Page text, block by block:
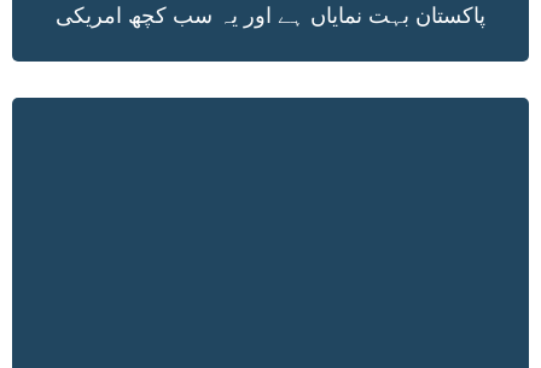
پاکستان بہت نمایاں ہے اور یہ سب کچھ امریکی